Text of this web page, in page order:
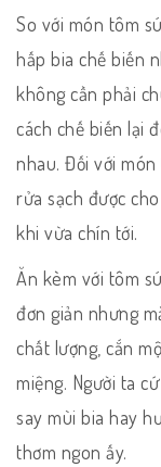
So với món tôm
hấp bia chế biến
không cần phải
cách chế biến lại
nhau. Đối với
rửa sạch được
khi vừa chín tới.
Ăn kèm với tôm
đơn giản nhưng
chất lượng, cắn
miệng. Người ta
say mùi bia hay
thơm ngon ấy.